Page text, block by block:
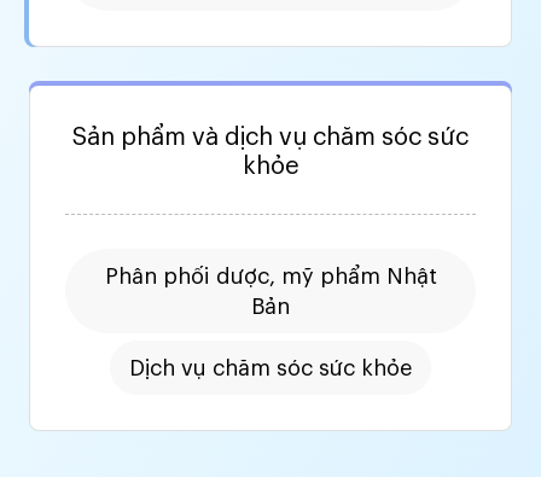
Sản phẩm và dịch vụ chăm sóc sức
khỏe
Phân phối dược, mỹ phẩm Nhật
Bản
Dịch vụ chăm sóc sức khỏe